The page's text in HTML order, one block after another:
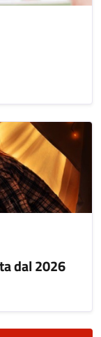
dal 2026